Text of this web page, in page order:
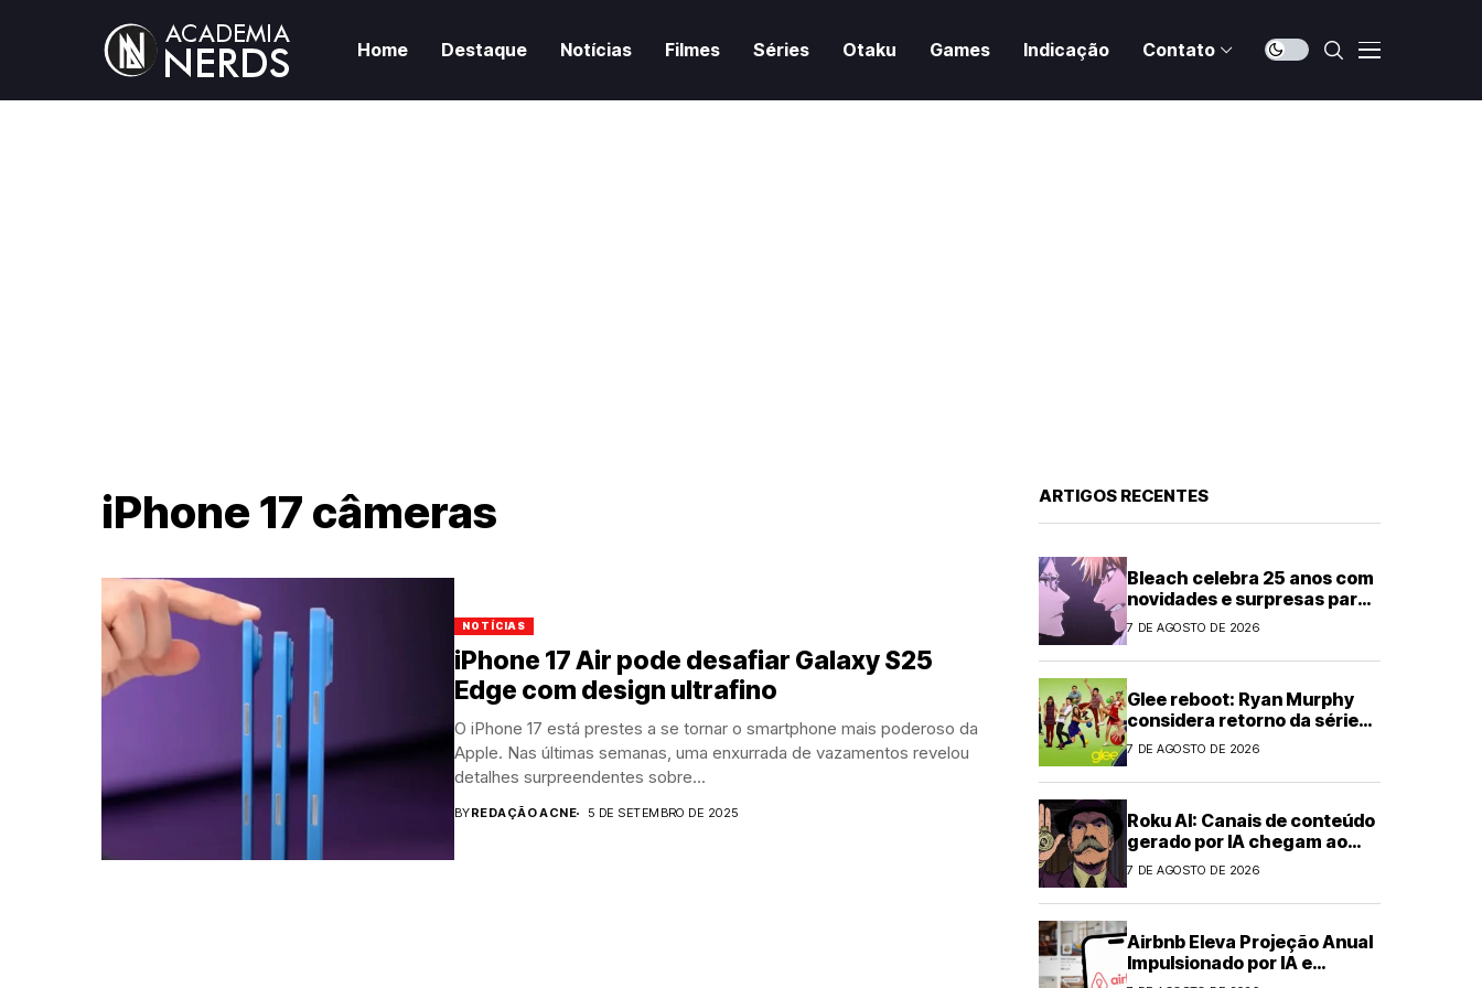
Home Destaque Notícias Filmes Séries Otaku Games Indicação Contato
iPhone 17 câmeras
NOTÍCIAS
iPhone 17 Air pode desafiar Galaxy S25
Edge com design ultrafino
O iPhone 17 está prestes a se tornar o smartphone mais poderoso da
Apple. Nas últimas semanas, uma enxurrada de vazamentos revelou
detalhes surpreendentes sobre...
BYREDAÇÃO ACNE 5 DE SETEMBRO DE 2025
ARTIGOS RECENTES
Bleach celebra 25 anos com
novidades e surpresas para
fãs
7 DE AGOSTO DE 2026
Glee reboot: Ryan Murphy
considera retorno da série
musical
7 DE AGOSTO DE 2026
Roku AI: Canais de conteúdo
gerado por IA chegam ao
streaming
7 DE AGOSTO DE 2026
Airbnb Eleva Projeção Anual
Impulsionado por IA e
Demanda Forte